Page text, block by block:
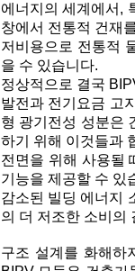
에너지의 세계에서,
창에서 전통적 건재
저비용으로 전통적
을 수 있습니다.
정상적으로 결국
발전과 전기요금 고
형 광기전성 성분은
하기 위해 이것들과
전면을 위해 사용될
기능을 제공할 수 있
감소된 빌딩 에너지
의 더 저조한 소비의
구조 설계를 화해하